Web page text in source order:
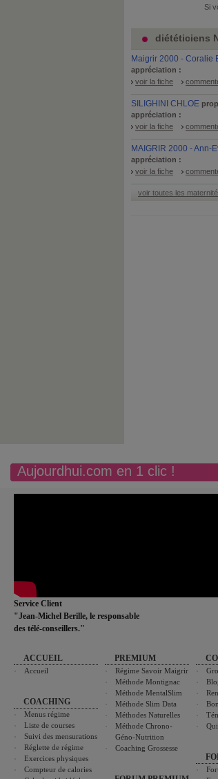
Si
diététiciens
Maigrir 2000 - Coralie
appréciation :
voir la fiche
SILIGHINI CHLOE
appréciation :
voir la fiche
MAIGRIR 2000 - Ann-
appréciation :
voir la fiche
voir toutes les
Aujourdhui.com en 1 clic !
Service Client
"Jean-Michel Berille, le responsable
des télé-conseillers."
ACCUEIL
Accueil
COACHING
Menus régime
Liste de courses
Suivi des mensurations
Réglette de régime
Exercices physiques
Compteur de calories
PREMIUM
Régime Savoir Maigrir
Méthode Montignac
Méthode MentalSlim
Méthode Slim Data
Méthodes Naturelles
Méthode Chrono-
Géno-Nutrition
Coaching Grossesse